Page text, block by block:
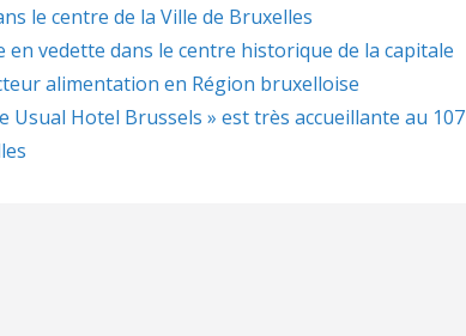
le centre de la Ville de Bruxelles
en vedette dans le centre historique de la capitale
alimentation en Région bruxelloise
Usual Hotel Brussels » est très accueillante au 107